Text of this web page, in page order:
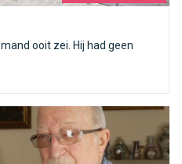
ooit zei. Hij had geen